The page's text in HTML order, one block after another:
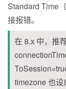
Standard Time
接报错。
在 8.x 中，推
timezone 也设